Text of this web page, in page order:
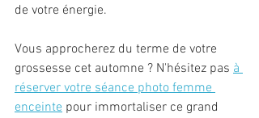
de votre énergie.
Vous approcherez du terme de votre
grossesse cet automne ? N'hésitez pas à
réserver votre séance photo femme
enceinte pour immortaliser ce grand